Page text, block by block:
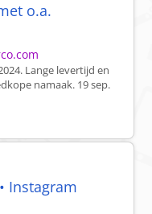
o.a.
Lange levertijd en
namaak. 19 sep.
Instagram